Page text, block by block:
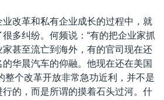
改革和私有企业成长的过程中，就
多纠纷。何频说：“有的把企业家抓
甚至流亡到海外，有的官司现在还
华晨汽车的仰融。他现在还在美国
整个改革开放非常急功近利，并不是
的，而是所谓的摸着石头过河。什